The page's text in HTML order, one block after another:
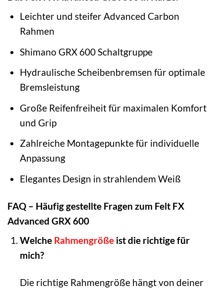
Leichter und steifer Advanced Carbon
Rahmen
Shimano GRX 600 Schaltgruppe
Hydraulische Scheibenbremsen für optimale
Bremsleistung
Große Reifenfreiheit für maximalen Komfort
und Grip
Zahlreiche Montagepunkte für individuelle
Anpassung
Elegantes Design in strahlendem Weiß
FAQ – Häufig gestellte Fragen zum Felt FX
Advanced GRX 600
Welche Rahmengrößeist die richtige für
mich?
Die richtige Rahmengröße hängt von deiner